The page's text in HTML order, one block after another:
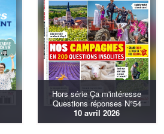
Hors série Ça m'intéresse
Questions réponses N°54
10 avril 2026